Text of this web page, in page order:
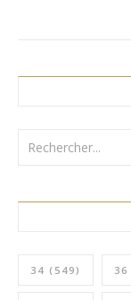
34 (549) 36